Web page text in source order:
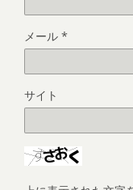
メール *
サイト